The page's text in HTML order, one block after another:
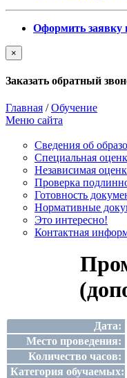
Оформить заявку
×
Заказать обратный
Главная /Обучение
Меню сайта
Сведения об
Cпециальная
Независимая
Проверка
Готовность
Нормативные
Это интересно!
Контактная
Дата:
Место проведения:
Количество часов:
Категория обучаемых: